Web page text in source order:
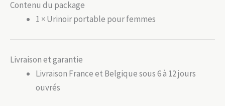
Contenu du package
1 × Urinoir portable pour femmes
Livraison et garantie
Livraison France et Belgique sous 6 à 12 jours
ouvrés